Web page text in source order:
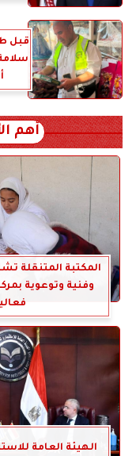
قبل
أهم
المكتبة المتنقلة
وفنية وتوعوية
الهيئة العامة